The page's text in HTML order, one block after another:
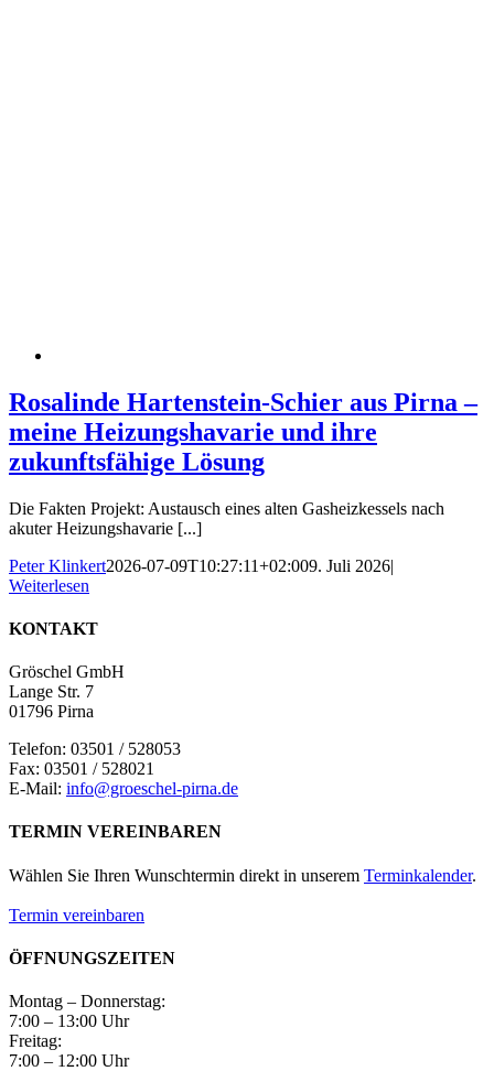
Rosalinde Hartenstein-Schier aus Pirna –
meine Heizungshavarie und ihre
zukunftsfähige Lösung
Die Fakten Projekt: Austausch eines alten Gasheizkessels nach
akuter Heizungshavarie [...]
Peter Klinkert2026-07-09T10:27:11+02:009. Juli 2026|
Weiterlesen
KONTAKT
Gröschel GmbH
Lange Str. 7
01796 Pirna
Telefon: 03501 / 528053
Fax: 03501 / 528021
E-Mail: info@groeschel-pirna.de
TERMIN VEREINBAREN
Wählen Sie Ihren Wunschtermin direkt in unserem Terminkalender.
Termin vereinbaren
ÖFFNUNGSZEITEN
Montag – Donnerstag:
7:00 – 13:00 Uhr
Freitag:
7:00 – 12:00 Uhr